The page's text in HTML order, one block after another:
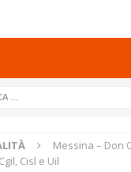
Messina – Don
Cisl e Uil